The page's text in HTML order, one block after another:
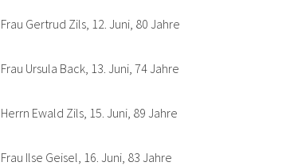
Frau Gertrud Zils, 12. Juni, 80 Jahre
Frau Ursula Back, 13. Juni, 74 Jahre
Herrn Ewald Zils, 15. Juni, 89 Jahre
Frau Ilse Geisel, 16. Juni, 83 Jahre